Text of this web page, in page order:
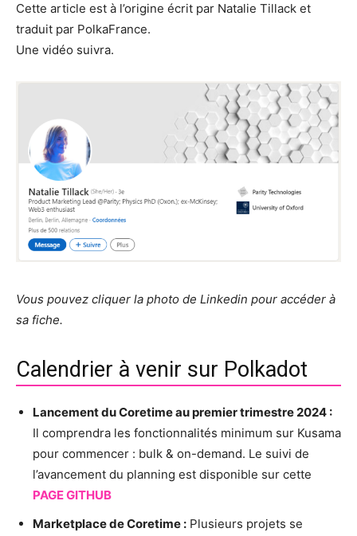
Cette article est à l’origine écrit par Natalie Tillack et
traduit par PolkaFrance.
Une vidéo suivra.
Vous pouvez cliquer la photo de Linkedin pour accéder à
sa fiche.
Calendrier à venir sur Polkadot
Lancement du Coretime au premier trimestre 2024 :
Il comprendra les fonctionnalités minimum sur Kusama
pour commencer : bulk & on-demand. Le suivi de
l’avancement du planning est disponible sur cette
PAGE GITHUB
Marketplace de Coretime : Plusieurs projets se